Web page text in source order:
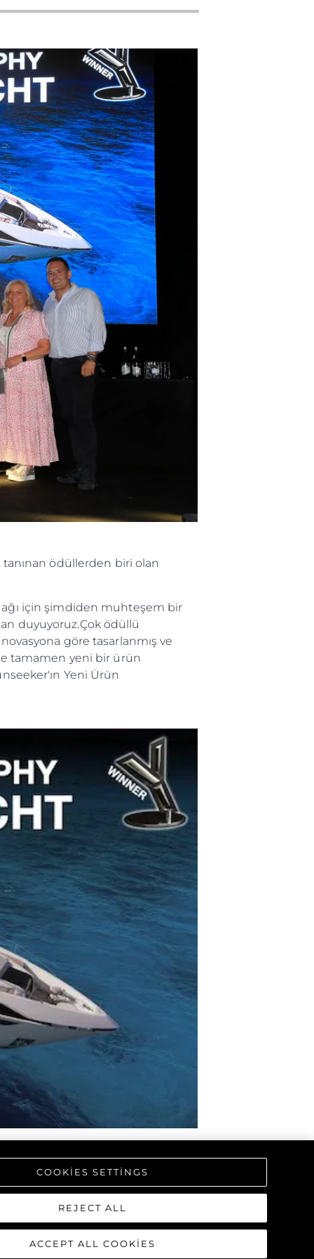
tanınan ödüllerden biri olan
ağı için şimdiden muhteşem bir
duyuyoruz.Çok ödüllü
göre tasarlanmış ve
tamamen yeni bir ürün
Yeni Ürün
Piyasa Değerini
COOKIES SETTINGS
REJECT ALL
ACCEPT ALL COOKIES